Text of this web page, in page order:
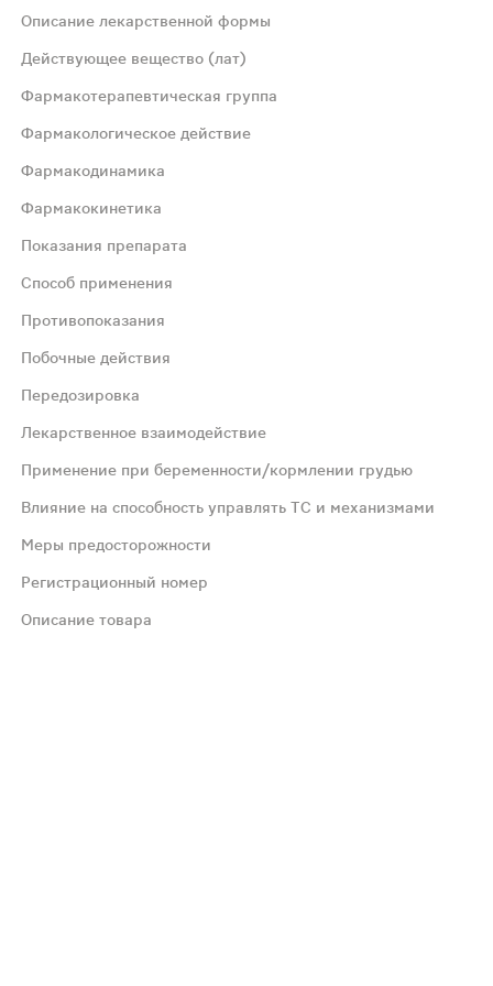
переваривание углеводов, жиров и белков, что
т.к. защищены от действия желудочного сока
муковисцидозе). Хронические воспалительно-
следственная связь развития этих реакций с
Описание лекарственной формы
Действующее вещество (лат)
Фармакотерапевтическая группа
Фармакологическое действие
Фармакодинамика
Фармакокинетика
Показания препарата
Способ применения
Противопоказания
Побочные действия
Передозировка
Лекарственное взаимодействие
Применение при беременности/кормлении грудью
Влияние на способность управлять ТС и механизмами
Меры предосторожности
Регистрационный номер
Описание товара